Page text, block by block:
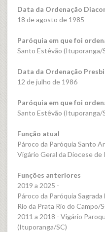
Data da Ordenação
18 de agosto de 1985
Paróquia em que foi
Santo Estêvão (Ituporanga/
Data da Ordenação
12 de julho de 1986
Paróquia em que foi
Santo Estêvão (Ituporanga/
Função atual
Pároco da Paróquia Santo
Vigário Geral da Diocese de
Funções anteriores
2019 a 2025 -
Pároco da Paróquia
Rio da Prata Rio do Campo/
2011 a 2018 - Vigário
(Ituporanga/SC)